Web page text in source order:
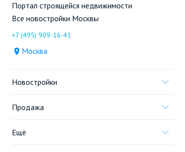
Портал строящейся недвижимости
Все новостройки Москвы
+7 (495) 909-16-41
Москва
Новостройки
Продажа
Ещё